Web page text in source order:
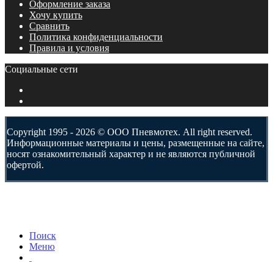
Оформление заказа
Хочу купить
Сравнить
Политика конфиденциальности
Правила и условия
Социальные сети
Copyright 1995 - 2026 © ООО Пневмотех. All right reserved.
Информационные материалы и цены, размещенные на сайте,
носят ознакомительный характер и не являются публичной
офертой.
Поиск
Меню